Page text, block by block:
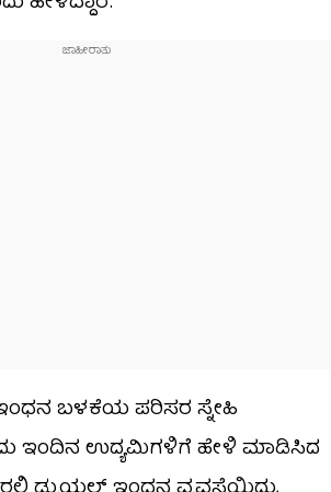
ಬಳಕೆಯ ಪರಿಸರ ಸ್ನೇಹಿ
ಇಂದಿನ ಉದ್ಯಮಿಗಳಿಗೆ ಹೇಳಿ ಮಾಡಿಸಿದ